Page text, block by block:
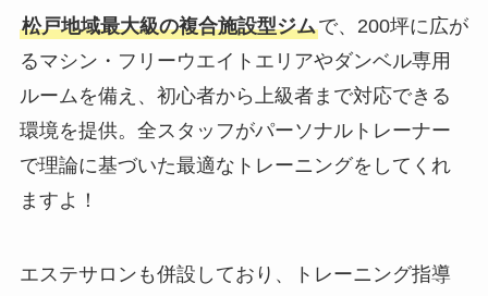
松戸地域最大級の複合施設型ジムで、200坪に広が
るマシン・フリーウエイトエリアやダンベル専用
ルームを備え、初心者から上級者まで対応できる
環境を提供。全スタッフがパーソナルトレーナー
で理論に基づいた最適なトレーニングをしてくれ
ますよ！
エステサロンも併設しており、トレーニング指導